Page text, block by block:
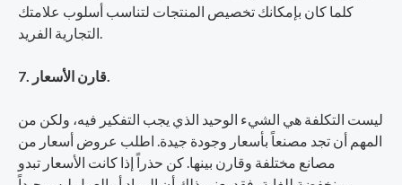
كلما كان بإمكانك تخصيص المنتجات لتناسب أسلوب علامتك
التجارية الفريد.
7. قارن الأسعار.
ليست التكلفة هي الشيء الوحيد الذي يجب التفكير فيه، ولكن من
المهم أن تجد مصنعاً بأسعار وجودة جيدة. اطلب عروض أسعار من
مصانع مختلفة وقارن بينها. كن حذراً إذا كانت الأسعار تبدو